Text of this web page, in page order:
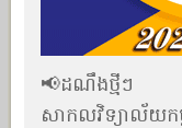
📢ដណឹងថ្មីៗ
សាកលវិទ្យាល័យក